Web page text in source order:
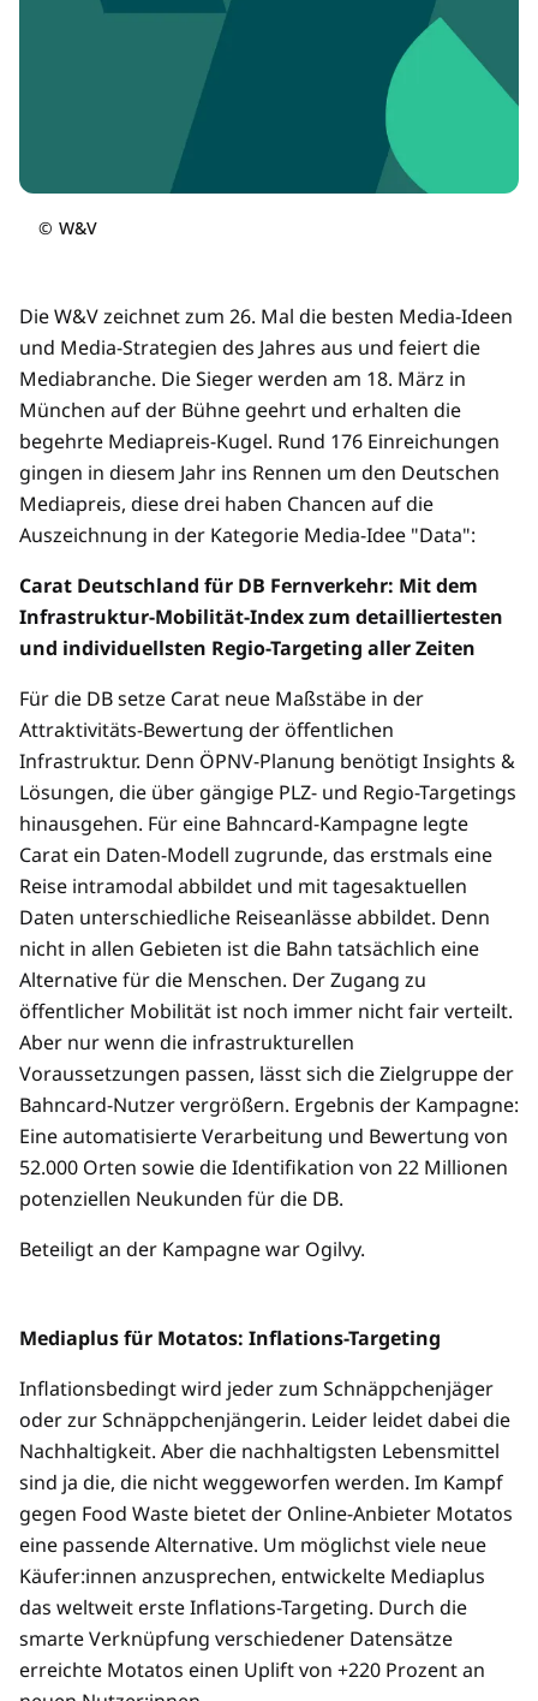
© W&V
Die W&V zeichnet zum 26. Mal die besten Media-Ideen
und Media-Strategien des Jahres aus und feiert die
Mediabranche. Die Sieger werden am 18. März in
München auf der Bühne geehrt und erhalten die
begehrte Mediapreis-Kugel. Rund 176 Einreichungen
gingen in diesem Jahr ins Rennen um den Deutschen
Mediapreis, diese drei haben Chancen auf die
Auszeichnung in der Kategorie Media-Idee "Data":
Carat Deutschland für DB Fernverkehr: Mit dem
Infrastruktur-Mobilität-Index zum detailliertesten
und individuellsten Regio-Targeting aller Zeiten
Für die DB setze Carat neue Maßstäbe in der
Attraktivitäts-Bewertung der öffentlichen
Infrastruktur. Denn ÖPNV-Planung benötigt Insights &
Lösungen, die über gängige PLZ- und Regio-Targetings
hinausgehen. Für eine Bahncard-Kampagne legte
Carat ein Daten-Modell zugrunde, das erstmals eine
Reise intramodal abbildet und mit tagesaktuellen
Daten unterschiedliche Reiseanlässe abbildet. Denn
nicht in allen Gebieten ist die Bahn tatsächlich eine
Alternative für die Menschen. Der Zugang zu
öffentlicher Mobilität ist noch immer nicht fair verteilt.
Aber nur wenn die infrastrukturellen
Voraussetzungen passen, lässt sich die Zielgruppe der
Bahncard-Nutzer vergrößern. Ergebnis der Kampagne:
Eine automatisierte Verarbeitung und Bewertung von
52.000 Orten sowie die Identifikation von 22 Millionen
potenziellen Neukunden für die DB.
Beteiligt an der Kampagne war Ogilvy.
Mediaplus für Motatos: Inflations-Targeting
Inflationsbedingt wird jeder zum Schnäppchenjäger
oder zur Schnäppchenjängerin. Leider leidet dabei die
Nachhaltigkeit. Aber die nachhaltigsten Lebensmittel
sind ja die, die nicht weggeworfen werden. Im Kampf
gegen Food Waste bietet der Online-Anbieter Motatos
eine passende Alternative. Um möglichst viele neue
Käufer:innen anzusprechen, entwickelte Mediaplus
das weltweit erste Inflations-Targeting. Durch die
smarte Verknüpfung verschiedener Datensätze
erreichte Motatos einen Uplift von +220 Prozent an